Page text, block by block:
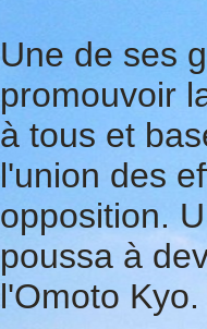
Une de ses
promouvoir
à tous et
l'union des
opposition.
poussa à
l'Omoto Kyo.